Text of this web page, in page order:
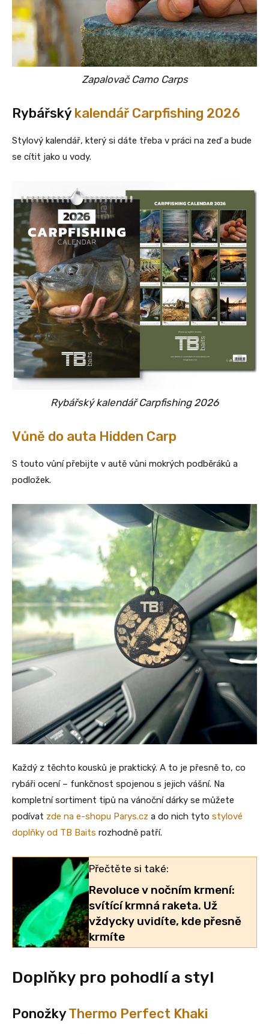
Zapalovač Camo Carps
Rybářský kalendář Carpfishing 2026
Stylový kalendář, který si dáte třeba v práci na zeď a bude
se cítit jako u vody.
Rybářský kalendář Carpfishing 2026
Vůně do auta Hidden Carp
S touto vůní přebijte v autě vůni mokrých podběráků a
podložek.
Každý z těchto kousků je praktický. A to je přesně to, co
rybáři ocení – funkčnost spojenou s jejich vášní. Na
kompletní sortiment tipů na vánoční dárky se můžete
podívat zde na e-shopu Parys.cz a do nich tyto stylové
doplňky od TB Baits rozhodně patří.
Přečtěte si také:
Revoluce v nočním krmení:
svítící krmná raketa. Už
vždycky uvidíte, kde přesně
krmíte
Doplňky pro pohodlí a styl
PonožkyThermo Perfect Khaki